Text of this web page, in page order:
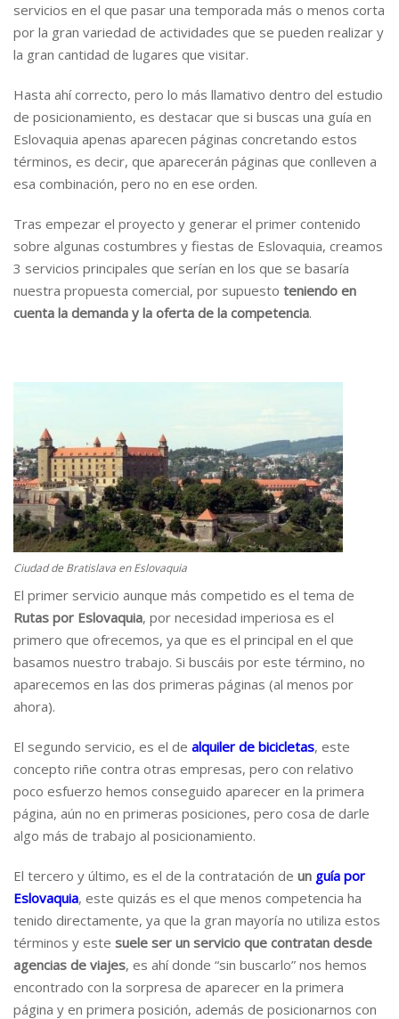
servicios en el que pasar una temporada más o menos corta
por la gran variedad de actividades que se pueden realizar y
la gran cantidad de lugares que visitar.
Hasta ahí correcto, pero lo más llamativo dentro del estudio
de posicionamiento, es destacar que si buscas una guía en
Eslovaquia apenas aparecen páginas concretando estos
términos, es decir, que aparecerán páginas que conlleven a
esa combinación, pero no en ese orden.
Tras empezar el proyecto y generar el primer contenido
sobre algunas costumbres y fiestas de Eslovaquia, creamos
3 servicios principales que serían en los que se basaría
nuestra propuesta comercial, por supuesto teniendo en
cuenta la demanda y la oferta de la competencia.
Ciudad de Bratislava en Eslovaquia
El primer servicio aunque más competido es el tema de
Rutas por Eslovaquia, por necesidad imperiosa es el
primero que ofrecemos, ya que es el principal en el que
basamos nuestro trabajo. Si buscáis por este término, no
aparecemos en las dos primeras páginas (al menos por
ahora).
El segundo servicio, es el de alquiler de bicicletas, este
concepto riñe contra otras empresas, pero con relativo
poco esfuerzo hemos conseguido aparecer en la primera
página, aún no en primeras posiciones, pero cosa de darle
algo más de trabajo al posicionamiento.
El tercero y último, es el de la contratación de un guía por
Eslovaquia, este quizás es el que menos competencia ha
tenido directamente, ya que la gran mayoría no utiliza estos
términos y este suele ser un servicio que contratan desde
agencias de viajes, es ahí donde “sin buscarlo” nos hemos
encontrado con la sorpresa de aparecer en la primera
página y en primera posición, además de posicionarnos con